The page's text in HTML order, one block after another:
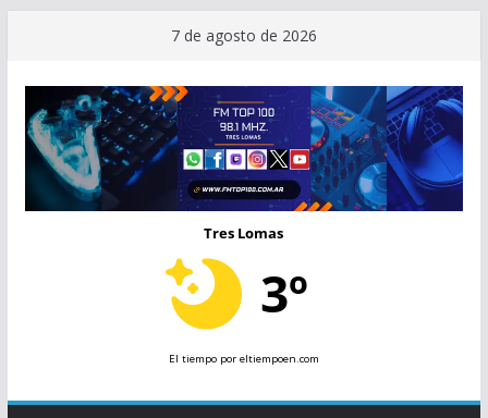
contenido
7 de agosto de 2026
Tres Lomas
3º
El tiempopor eltiempoen.com